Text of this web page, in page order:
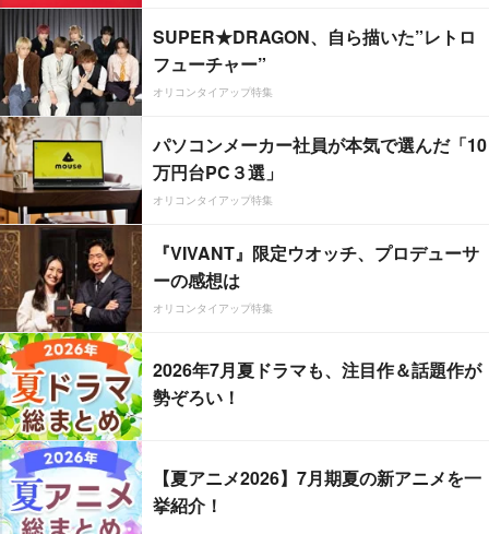
SUPER★DRAGON、自ら描いた”レトロ
フューチャー”
オリコンタイアップ特集
パソコンメーカー社員が本気で選んだ「10
万円台PC３選」
オリコンタイアップ特集
『VIVANT』限定ウオッチ、プロデューサ
ーの感想は
オリコンタイアップ特集
2026年7月夏ドラマも、注目作＆話題作が
勢ぞろい！
【夏アニメ2026】7月期夏の新アニメを一
挙紹介！